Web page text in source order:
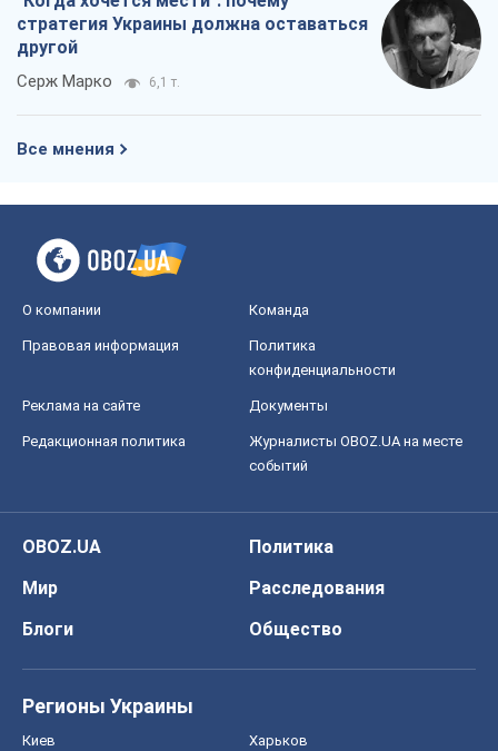
стратегия Украины должна оставаться
другой
Серж Марко 6,1 т.
Все мнения
О компании Команда
Правовая информация
Политика
конфиденциальности
Реклама на сайте Документы
Редакционная политика
Журналисты OBOZ.UA на месте
событий
OBOZ.UA
Политика
Мир
Расследования
Блоги
Общество
Регионы Украины
Киев Харьков